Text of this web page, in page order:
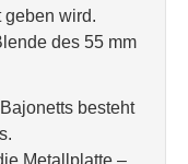
geben wird.
des 55 mm
besteht
Metallplatte –